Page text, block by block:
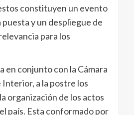
constituyen un evento
y un despliegue de
para los
en conjunto con la Cámara
a la postre los
organización de los actos
país. Esta conformado por